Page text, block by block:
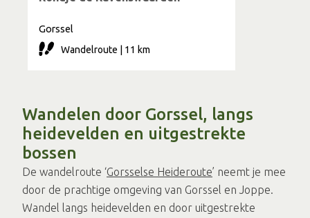
Gorssel
Wandelroute | 11 km
Wandelen door Gorssel, langs
heidevelden en uitgestrekte
bossen
De wandelroute ‘Gorsselse Heideroute’ neemt je mee
door de prachtige omgeving van Gorssel en Joppe.
Wandel langs heidevelden en door uitgestrekte